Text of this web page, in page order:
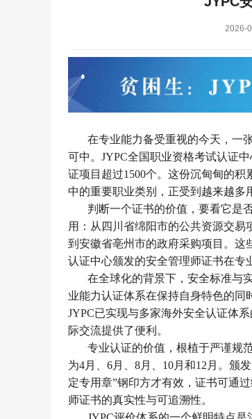
2026-
在专业能力备受重视的今天，一
可中。 JYPC全国职业资格考试认证
证项目超过1500个。这份沉甸甸的
中的重要职业类别，正受到越来越多
判断一个证书的价值，要看它是
用：从四川省绵阳市的公共资源交易
到安徽省亳州市的政府采购项目。这
认证中心颁发的安全管理师证书在专
在全球化的背景下，安全标准与
业能力认证体系在保持自身特色的同
JYPC已实现与多家海外安全认证体
际交流提供了便利。
专业认证的价值，根植于严谨规
为4月、6月、8月、10月和12月。颁
定专用章”钢印方才有效，证书可通
师证书的真实性与可追溯性。